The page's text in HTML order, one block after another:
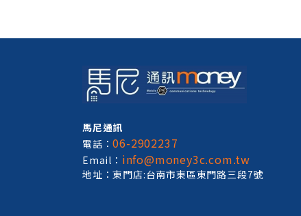
馬尼通訊
電話：06-2902237
Email： info@money3c.com.tw
地址：東門店:台南市東區東門路三段7號